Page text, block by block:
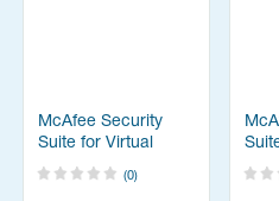
McAfee Security
Suite for Virtual
Desktop
Infrastructure (VDI)
(0)